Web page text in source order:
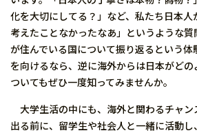
化を大切にしてる？」など、私たち日本
考えたことなかったなあ」というような
が住んでいる国について振り返るという体
を向けるなら、逆に海外からは日本がど
ついてもぜひ一度知ってみませんか。
大学生活の中にも、海外と関わるチャン
出る前に、留学生や社会人と一緒に活動